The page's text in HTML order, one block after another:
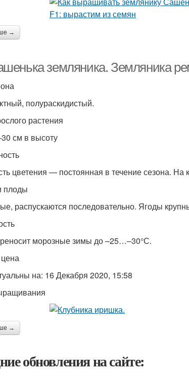
→
земляника. Земляника
полураскидистый.
растения
см в высоту
цветения — постоянная в течение сезона. На
плоды
распускаются последовательно. Ягоды
морозные зимы до –25…–30°С.
на: 16 Декабря 2020, 15:58
→
обновления на сайте: